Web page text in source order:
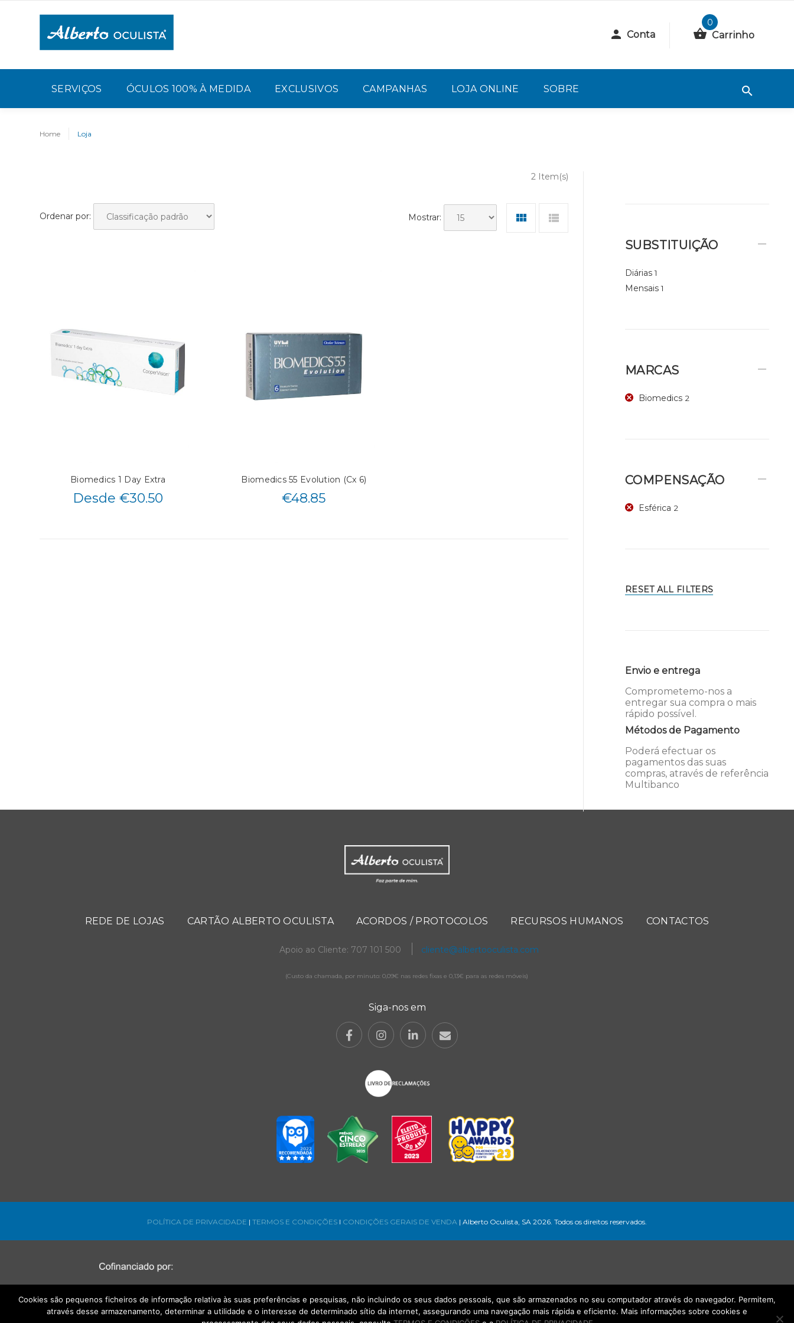
Conta
0
Carrinho
SERVIÇOS ÓCULOS 100% À MEDIDA EXCLUSIVOS CAMPANHAS LOJA ONLINE SOBRE
Home Loja
2 Item(s)
Ordenar por: Mostrar:
Biomedics 1 Day Extra
Desde €30.50
Biomedics 55 Evolution (Cx 6)
€48.85
SUBSTITUIÇÃO
Diárias 1
Mensais 1
MARCAS
Biomedics 2
COMPENSAÇÃO
Esférica 2
RESET ALL FILTERS
Envio e entrega
Comprometemo-nos a
entregar sua compra o mais
rápido possível.
Métodos de Pagamento
Poderá efectuar os
pagamentos das suas
compras, através de referência
Multibanco
REDE DE LOJAS CARTÃO ALBERTO OCULISTA ACORDOS / PROTOCOLOS RECURSOS HUMANOS CONTACTOS
Apoio ao Cliente: 707 101 500 cliente@albertooculista.com
(Custo da chamada, por minuto: 0,09€ nas redes fixas e 0,13€ para as redes móveis)
Siga-nos em
POLÍTICA DE PRIVACIDADE | TERMOS E CONDIÇÕES l CONDIÇÕES GERAIS DE VENDA | Alberto Oculista, SA 2026. Todos os direitos reservados.
Cookies são pequenos ficheiros de informação relativa às suas preferências e pesquisas, não incluindo os seus dados pessoais, que são armazenados no seu computador através do navegador. Permitem,
através desse armazenamento, determinar a utilidade e o interesse de determinado sítio da internet, assegurando uma navegação mais rápida e eficiente. Mais informações sobre cookies e